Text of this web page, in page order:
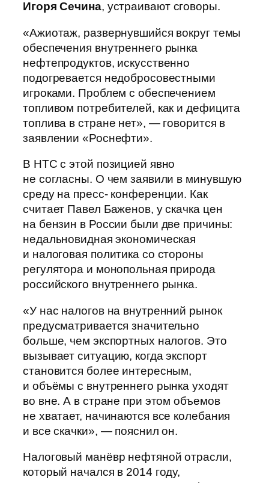
Игоря Сечина, устраивают сговоры.
«Ажиотаж, развернувшийся вокруг темы
обеспечения внутреннего рынка
нефтепродуктов, искусственно
подогревается недобросовестными
игроками. Проблем с обеспечением
топливом потребителей, как и дефицита
топлива в стране нет», — говорится в
заявлении «Роснефти».
В НТС с этой позицией явно
не согласны. О чем заявили в минувшую
среду на пресс- конференции. Как
считает Павел Баженов, у скачка цен
на бензин в России были две причины:
недальновидная экономическая
и налоговая политика со стороны
регулятора и монопольная природа
российского внутреннего рынка.
«У нас налогов на внутренний рынок
предусматривается значительно
больше, чем экспортных налогов. Это
вызывает ситуацию, когда экспорт
становится более интересным,
и объёмы с внутреннего рынка уходят
во вне. А в стране при этом объемов
не хватает, начинаются все колебания
и все скачки», — пояснил он.
Налоговый манёвр нефтяной отрасли,
который начался в 2014 году,